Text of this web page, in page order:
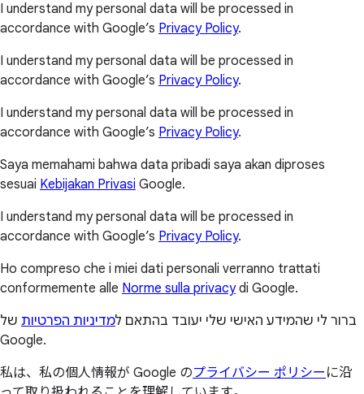
I understand my personal data will be processed in
accordance with Google’s Privacy Policy.
I understand my personal data will be processed in
accordance with Google’s Privacy Policy.
I understand my personal data will be processed in
accordance with Google’s Privacy Policy.
Saya memahami bahwa data pribadi saya akan diproses
sesuai Kebijakan Privasi Google.
I understand my personal data will be processed in
accordance with Google’s Privacy Policy.
Ho compreso che i miei dati personali verranno trattati
conformemente alle Norme sulla privacydi Google.
ברור לי שהמידע האישי שלי יעובד בהתאם למדיניות הפרטיות של
Google.
私は、私の個人情報が Google のプライバシー ポリシー に沿